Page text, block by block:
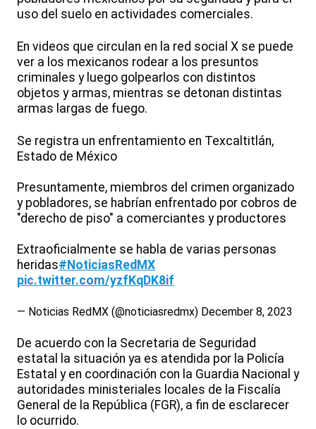
uso del suelo en actividades comerciales.
En videos que circulan en la red social X se puede
ver a los mexicanos rodear a los presuntos
criminales y luego golpearlos con distintos
objetos y armas, mientras se detonan distintas
armas largas de fuego.
Se registra un enfrentamiento en Texcaltitlán,
Estado de México
Presuntamente, miembros del crimen organizado
y pobladores, se habrían enfrentado por cobros de
"derecho de piso" a comerciantes y productores
Extraoficialmente se habla de varias personas
heridas#NoticiasRedMX
pic.twitter.com/yzfKqDK8if
— Noticias RedMX (@noticiasredmx) December 8, 2023
De acuerdo con la Secretaria de Seguridad
estatal la situación ya es atendida por la Policía
Estatal y en coordinación con la Guardia Nacional y
autoridades ministeriales locales de la Fiscalía
General de la República (FGR), a fin de esclarecer
lo ocurrido.